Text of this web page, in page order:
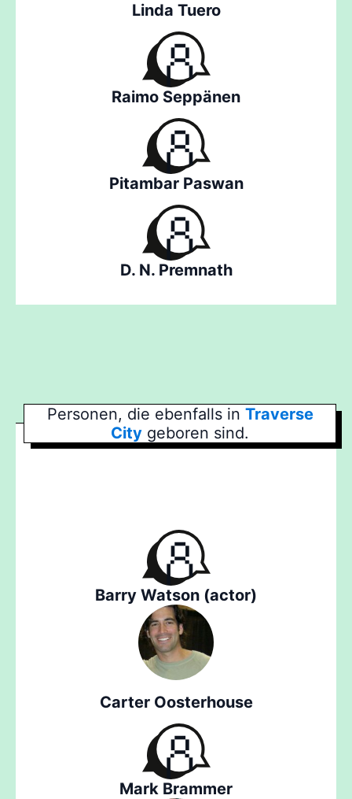
Linda Tuero
Raimo Seppänen
Pitambar Paswan
D. N. Premnath
Personen, die ebenfalls in Traverse
City geboren sind.
Barry Watson (actor)
Carter Oosterhouse
Mark Brammer